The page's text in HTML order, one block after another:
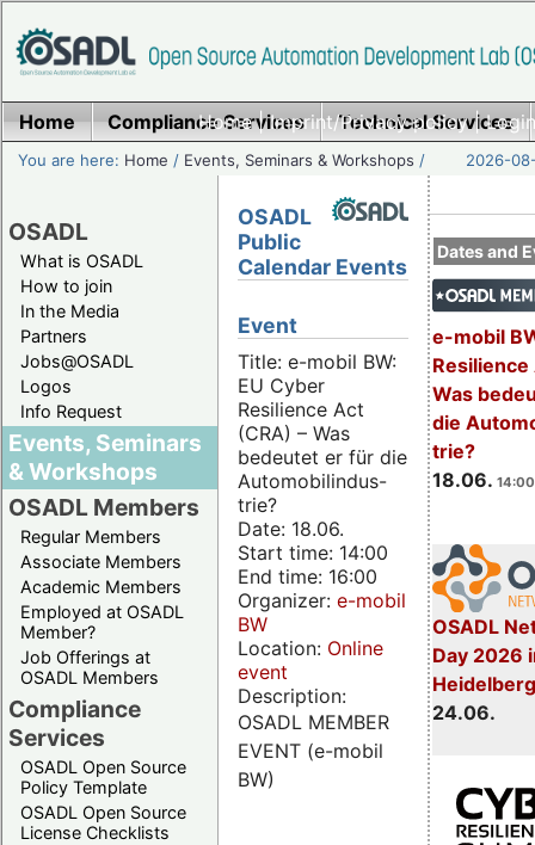
Home|Imprint/Privacy policy|
Home Compliance Services Technical Services
You are here: Home / Events, Seminars & Workshops / 2026-
OSADL
What is OSADL
How to join
In the Media
Partners
Jobs@OSADL
Logos
Info Request
Events, Seminars
& Workshops
OSADL Members
Regular Members
Associate Members
Academic Members
Employed at OSADL
Member?
Job Offerings at
OSADL Members
Compliance
Services
OSADL Open Source
Policy Template
OSADL Open Source
License Checklists
Dates and
e-mobil
Resilience
Was
die
trie?
18.06.
OSADL
Day 2026
24.06.
OSADL
Public
Calendar Events
Event
Title: e-mobil BW:
EU Cyber
Resilience Act
(CRA) – Was
bedeutet er für die
Automobilindus-
trie?
Date: 18.06.
Start time: 14:00
End time: 16:00
Organizer: e-mobil
BW
Location: Online
event
Description:
OSADL MEMBER
EVENT (e-mobil
BW)